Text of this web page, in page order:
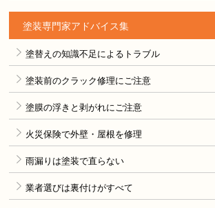
塗装専門家アドバイス集
塗替えの知識不足によるトラブル
塗装前のクラック修理にご注意
塗膜の浮きと剥がれにご注意
火災保険で外壁・屋根を修理
雨漏りは塗装で直らない
業者選びは裏付けがすべて